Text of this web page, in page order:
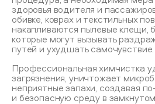
здоровья водителя и
обивке, коврах и текстильных
накапливаются пылевые клещи,
которые могут вызывать
путей и ухудшать самочувствие.
Профессиональная химчистка
загрязнения, уничтожает
неприятные запахи, создавая
и безопасную среду в